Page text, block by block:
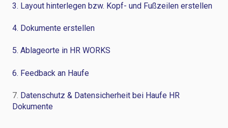
3. Layout hinterlegen bzw. Kopf- und Fußzeilen erstellen
4. Dokumente erstellen
5. Ablageorte in HR WORKS
6. Feedback an Haufe
7. Datenschutz & Datensicherheit bei Haufe HR
Dokumente